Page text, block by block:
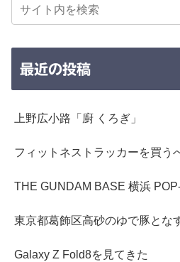
最近の投稿
上野広小路「廚 くろぎ」
フィットネストラッカーを買う
THE GUNDAM BASE 横浜
東京都葛飾区高砂のゆで豚とな
Galaxy Z Fold8を見てきた